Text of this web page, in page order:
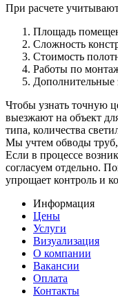
При расчете
Площадь
Сложность
Стоимость
Работы по
Дополнительные
Чтобы узнать точную
выезжают на объект
типа, количества
Мы учтем обводы труб,
Если в процессе
согласуем отдельно.
упрощает контроль и
Информация
Цены
Услуги
Визуализация
О компании
Вакансии
Оплата
Контакты